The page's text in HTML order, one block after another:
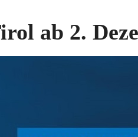
ab 2.